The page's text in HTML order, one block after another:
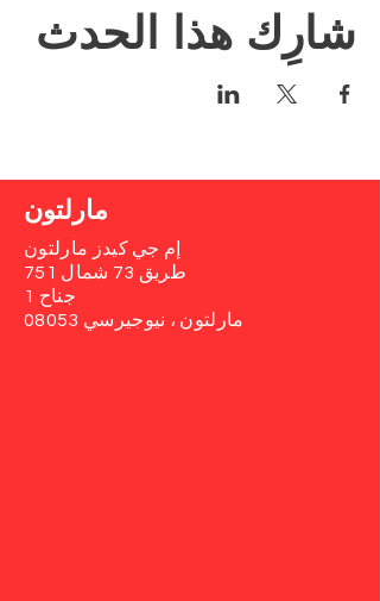
شارِك هذا الحدث
مارلتون
إم جي كيدز مارلتون
751 طريق 73 شمال
جناح 1
مارلتون ، نيوجيرسي 08053